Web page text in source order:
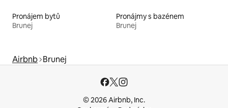
Pronájem bytů
Brunej
Pronájmy s bazénem
Brunej
Airbnb Brunej
© 2026 Airbnb, Inc.